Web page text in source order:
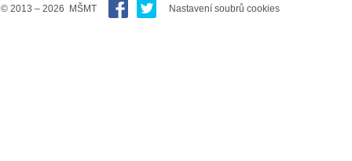
© 2013 – 2026 MŠMT Nastavení soubrů cookies